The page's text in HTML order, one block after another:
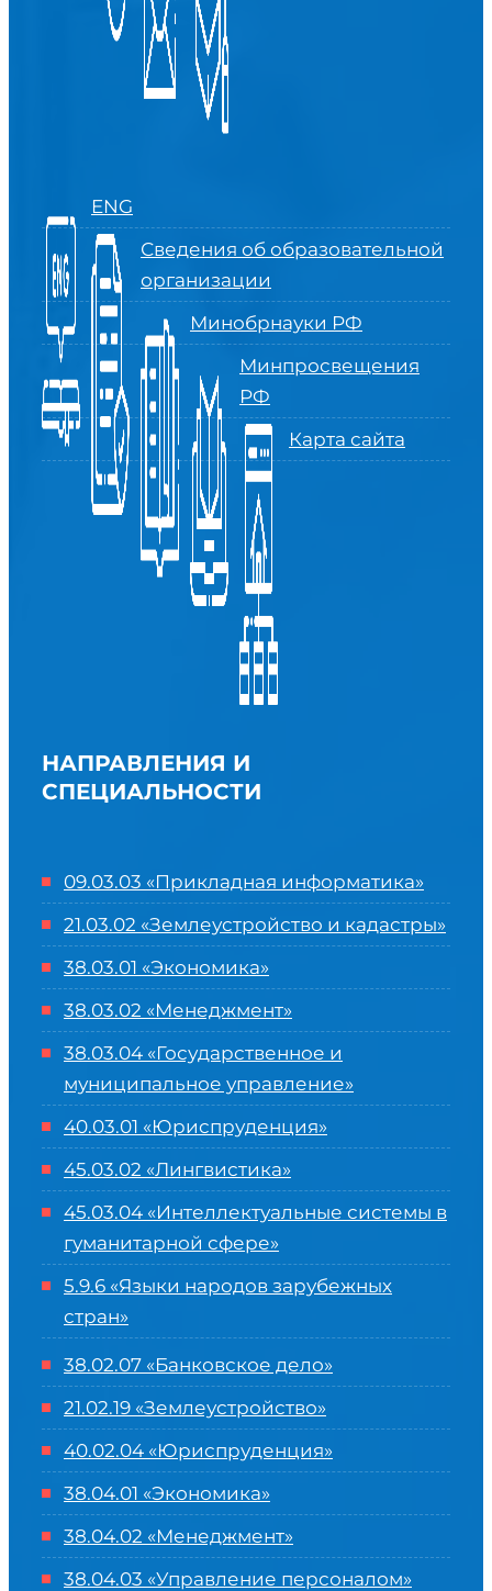
ENG
Сведения об образовательной
организации
Минобрнауки РФ
Минпросвещения
РФ
Карта сайта
НАПРАВЛЕНИЯ И
СПЕЦИАЛЬНОСТИ
09.03.03 «Прикладная информатика»
21.03.02 «Землеустройство и кадастры»
38.03.01 «Экономика»
38.03.02 «Менеджмент»
38.03.04 «Государственное и
муниципальное управление»
40.03.01 «Юриспруденция»
45.03.02 «Лингвистика»
45.03.04 «Интеллектуальные системы в
гуманитарной сфере»
5.9.6 «Языки народов зарубежных
стран»
38.02.07 «Банковское дело»
21.02.19 «Землеустройство»
40.02.04 «Юриспруденция»
38.04.01 «Экономика»
38.04.02 «Менеджмент»
38.04.03 «Управление персоналом»